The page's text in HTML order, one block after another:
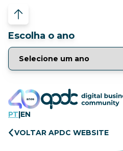
Escolha o ano
PT|EN
VOLTAR APDC WEBSITE